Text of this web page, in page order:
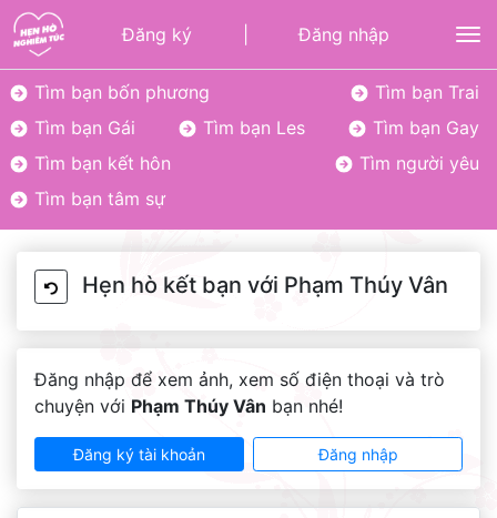
Đăng ký Đăng nhập
Tìm bạn bốn phương
Tìm bạn Trai
Tìm bạn Gái
Tìm bạn Les
Tìm bạn Gay
Tìm bạn kết hôn
Tìm người yêu
Tìm bạn tâm sự
Hẹn hò kết bạn với Phạm Thúy Vân
Đăng nhập để xem ảnh, xem số điện thoại và trò
chuyện với Phạm Thúy Vân bạn nhé!
Đăng ký tài khoản Đăng nhập